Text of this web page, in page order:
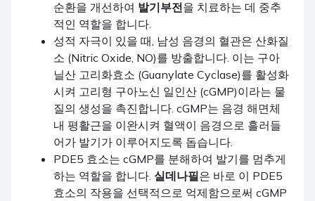
순환을 개선하여 발기부전을 치료하는 데 중추
적인 역할을 합니다.
성적 자극이 있을 때, 남성 음경의 혈관은 산화질
소 (Nitric Oxide, NO)를 방출합니다. 이는 구아
닐산 고리화효소 (Guanylate Cyclase)를 활성화
시켜 고리형 구아노신 일인산 (cGMP)이라는 물
질의 생성을 촉진합니다. cGMP는 음경 해면체
내 평활근을 이완시켜 혈액이 음경으로 흘러들
어가 발기가 이루어지도록 돕습니다.
PDE5 효소는 cGMP를 분해하여 발기를 멈추게
하는 역할을 합니다. 실데나필은 바로 이 PDE5
효소의 작용을 선택적으로 억제함으로써 cGMP